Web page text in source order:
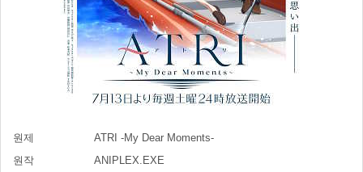
원제
ATRI -My Dear Moments-
원작
ANIPLEX.EXE